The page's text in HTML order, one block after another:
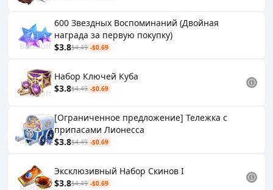
600 Звездных Воспоминаний (Двойная
награда за первую покупку)
$3.8$4.49 -$0.69
Набор Ключей Куба
$3.8$4.49 -$0.69
[Ограниченное предложение] Тележка с
припасами Лионесса
$3.8$4.49 -$0.69
Эксклюзивный Набор Скинов I
$3.8$4.49 -$0.69